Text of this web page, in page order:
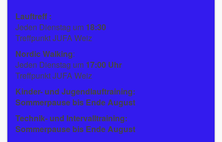
Lauftreff :
Jeden Dienstag um 18:30
Treffpunkt JUFA Weiz
Nordic Walking:
Jeden Dienstag um 17:00 Uhr
Treffpunkt JUFA Weiz
Kinder- und Jugendlauftraining:
Sommerpause bis Ende August
Technik- und Intervalltraining:
Sommerpause bis Ende August